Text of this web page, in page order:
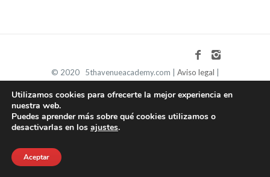
© 2020 5thavenueacademy.com | Aviso legal
Utilizamos cookies para ofrecerte la mejor experiencia en
nuestra web.
Puedes aprender más sobre qué cookies utilizamos o
desactivarlas en los ajustes.
Aceptar